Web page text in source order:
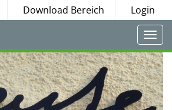
Download Bereich Login